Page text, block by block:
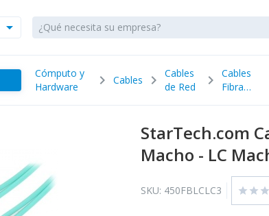
arrow_drop_down
Cómputo y
Hardware
chevron_right Cables chevron_right
Cables
de Red
chevron_right
Cables
Fibra
StarTech.com
Macho - LC
SKU: 450FBLCLC3 star star star